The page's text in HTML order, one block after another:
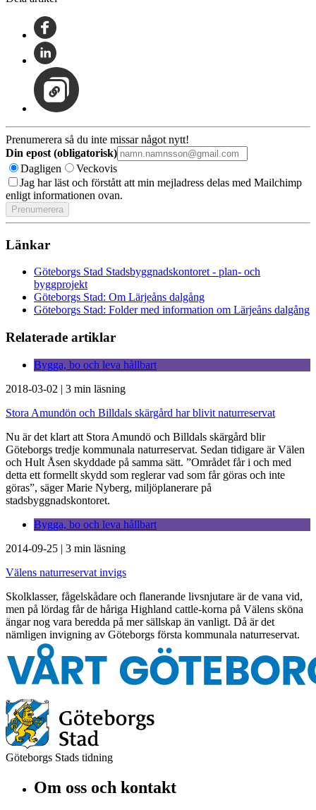
Prenumerera så du inte missar något nytt!
Din epost (obligatorisk)
Dagligen
Veckovis
Jag har läst och förstått att min mejladress delas med Mailchimp
enligt informationen ovan.
Länkar
Göteborgs Stad Stadsbyggnadskontoret - plan- och
byggprojekt
Göteborgs Stad: Om Lärjeåns dalgång
Göteborgs Stad: Folder med information om Lärjeåns dalgång
Relaterade artiklar
Bygga, bo och leva hållbart
2018-03-02 | 3 min läsning
Stora Amundön och Billdals skärgård har blivit naturreservat
Nu är det klart att Stora Amundö och Billdals skärgård blir
Göteborgs tredje kommunala naturreservat. Sedan tidigare är Välen
och Hult Åsen skyddade på samma sätt. ”Området får i och med
detta ett formellt skydd som reglerar vad som får göras och inte
göras”, säger Marie Nyberg, miljöplanerare på
stadsbyggnadskontoret.
Bygga, bo och leva hållbart
2014-09-25 | 3 min läsning
Välens naturreservat invigs
Skolklasser, fågelskådare och flanerande livsnjutare är de vana vid,
men på lördag får de håriga Highland cattle-korna på Välens sköna
ängar nog vara beredda på mer sällskap än vanligt. Då är det
nämligen invigning av Göteborgs första kommunala naturreservat.
Göteborgs Stads tidning
Om oss och kontakt